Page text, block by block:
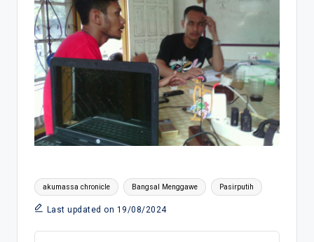
Tags:
akumassa chronicle Bangsal Menggawe Pasirputih
Last updated on 19/08/2024